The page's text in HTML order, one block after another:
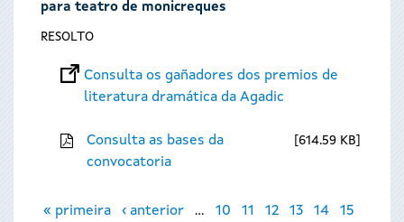
para teatro de monicreques
RESOLTO
Consulta os gañadores dos premios de
literatura dramática da Agadic
Consulta as bases da
convocatoria
614.59 KB
Páxinas
« primeira ‹ anterior … 10 11 12 13 14
15